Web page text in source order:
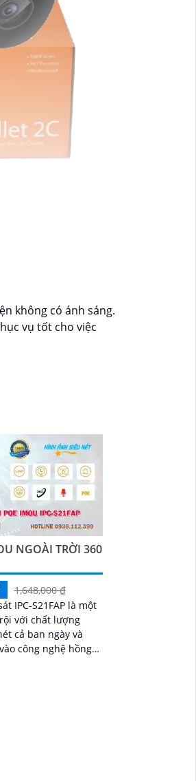
không có ánh sáng.
vụ tốt cho việc
NGOÀI TRỜI 360
1,648,000 ₫
IPC-S21FAP là một
với chất lượng
cả ban ngày và
công nghệ hồng